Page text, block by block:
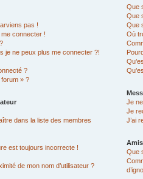
pas !
connecter !
je ne peux plus me connecter ?!
?
» ?
dans la liste des membres
est toujours incorrecte !
de mon nom d’utilisateur ?
Que
Que
Que
Où
Je
Je
J’ai
Que